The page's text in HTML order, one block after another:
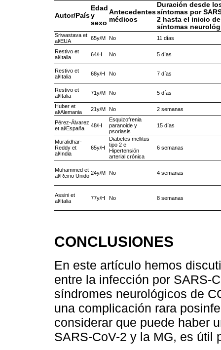
Autor/País
Edad
y
sexo
Antecedentes
médicos
Duración desde
síntomas por
2 hasta el inicio
síntomas
Sriwastava et
al/EUA
65y/M No 11 días
Restivo et
al/Italia
64/H No 5 días
Restivo et
al/Italia
68y/H No 7 días
Restivo et
al/Italia
71y/M No 5 días
Huber et
al/Alemania
21y/M No 2 semanas
Pérez-Álvarez
et al/España
48/H
Esquizofrenia
paranoide y
psoriasis
15 días
Muralidhar-
Reddy et
al/India
65y/H
Diabetes mellitus
tipo 2 e
Hipertensión
arterial crónica
6 semanas
Muhammed et
al/Reino Unido 24y/M No 4 semanas
Assini et
al/Italia
77y/H No 8 semanas
CONCLUSIONES
En este artículo hemos
entre la infección por SARS-
síndromes neurológicos de
una complicación rara
considerar que puede haber
SARS-CoV-2 y la MG, es útil